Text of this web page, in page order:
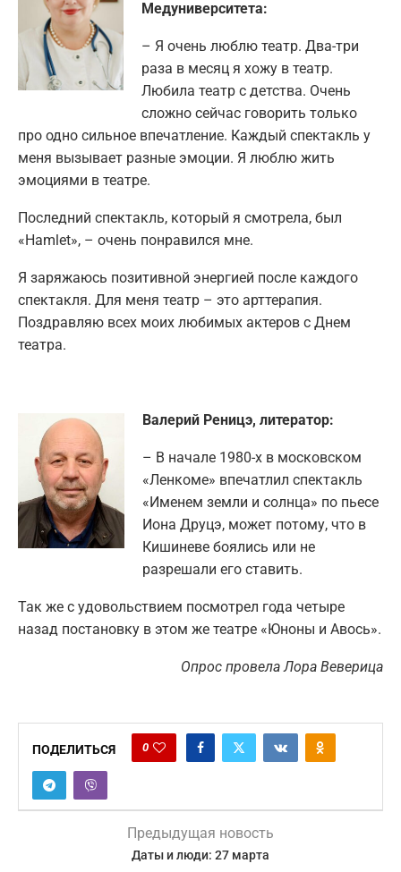
Медуниверситета:
– Я очень люблю театр. Два-три
раза в месяц я хожу в театр.
Любила театр с детства. Очень
сложно сейчас говорить только
про одно сильное впечатление. Каждый спектакль у
меня вызывает разные эмоции. Я люблю жить
эмоциями в театре.
Последний спектакль, который я смотрела, был
«Hamlet», – очень понравился мне.
Я заряжаюсь позитивной энергией после каждого
спектакля. Для меня театр – это арттерапия.
Поздравляю всех моих любимых актеров с Днем
театра.
Валерий Реницэ, литератор:
– В начале 1980-х в московском
«Ленкоме» впечатлил спектакль
«Именем земли и солнца» по пьесе
Иона Друцэ, может потому, что в
Кишиневе боялись или не
разрешали его ставить.
Так же с удовольствием посмотрел года четыре
назад постановку в этом же театре «Юноны и Авось».
Опрос провела Лора Веверица
ПОДЕЛИТЬСЯ 0
Предыдущая новость
Даты и люди: 27 марта